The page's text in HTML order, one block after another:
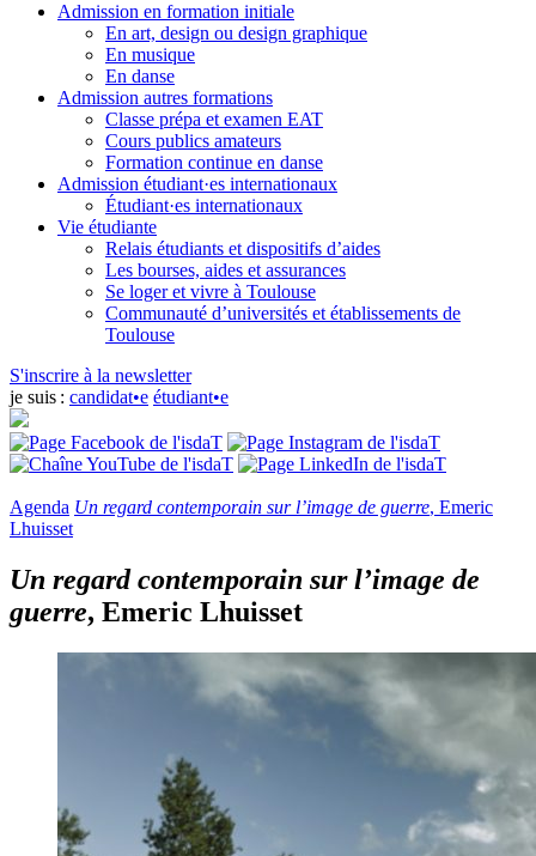
Admission en formation initiale
En art, design ou design graphique
En musique
En danse
Admission autres formations
Classe prépa et examen EAT
Cours publics amateurs
Formation continue en danse
Admission étudiant·es internationaux
Étudiant·es internationaux
Vie étudiante
Relais étudiants et dispositifs d’aides
Les bourses, aides et assurances
Se loger et vivre à Toulouse
Communauté d’universités et établissements de
Toulouse
S'inscrire à la newsletter
je suis : candidat•e étudiant•e
Agenda Un regard contemporain sur l’image de guerre, Emeric
Lhuisset
Un regard contemporain sur l’image de
guerre, Emeric Lhuisset